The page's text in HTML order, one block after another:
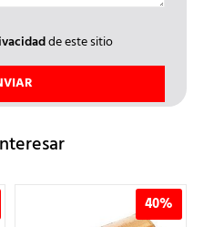
de este sitio
40%